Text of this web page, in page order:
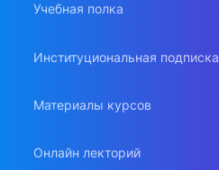
Учебная полка
Институциональная подписка
Материалы курсов
Онлайн лекторий